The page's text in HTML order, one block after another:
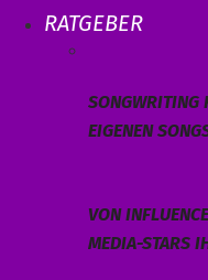
RATGEBER
SONGWRITING
EIGENEN
VON
MEDIA-STARS